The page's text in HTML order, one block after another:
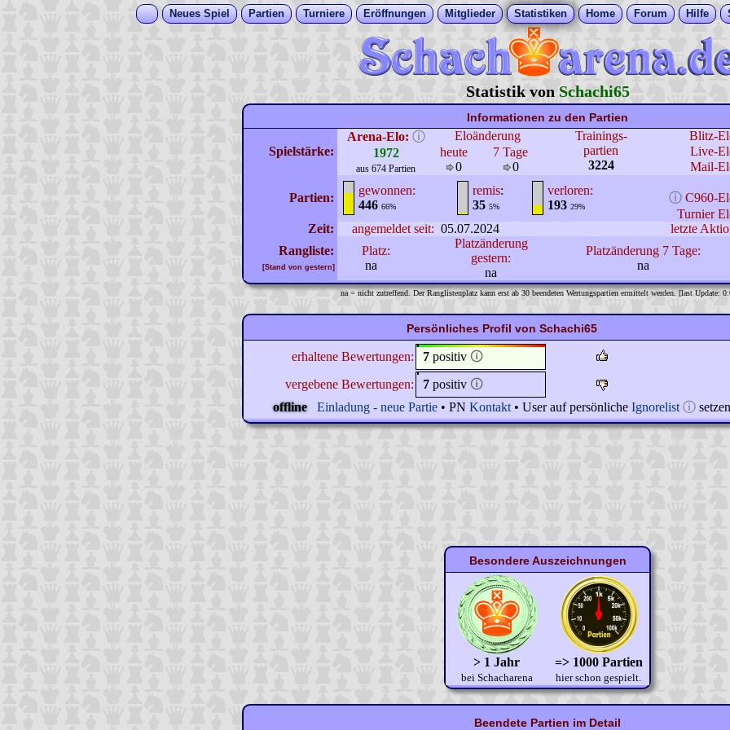
Neues Spiel Partien Turniere Eröffnungen Mitglieder Statistiken Home Forum Hilfe
Statistik von Schachi65
Informationen zu den Partien
Spielstärke:
Arena-Elo: ⓘ
1972
aus 674 Partien
Eloänderung
Trainings-
partien
3224
Blitz-
heute
0
7 Tage
0
Live-
Mail-
Partien:
gewonnen:
446 66%
remis:
35 5%
verloren:
193 29%
ⓘ C960-
Turnier
Zeit:
angemeldet seit: 05.07.2024
letzte
Rangliste:
[Stand von gestern]
Platz:
na
Platzänderung
gestern:
na
Platzänderung 7 Tage:
na
na = nicht zutreffend. Der Ranglistenplatz kann erst ab 30 beendeten Wertungspartien ermittelt werden. [last Update:
Persönliches Profil von Schachi65
erhaltene Bewertungen: 7 positiv 🛈
vergebene Bewertungen:
7 positiv 🛈
offline
Einladung - neue Partie • PN Kontakt • User auf persönliche Ignorelist ⓘ setzen
Besondere Auszeichnungen
> 1 Jahr
bei Schacharena
=> 1000 Partien
hier schon gespielt.
Beendete Partien im Detail